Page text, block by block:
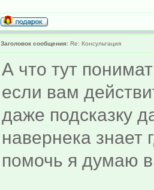
Заголовок сообщения: Re: Консультация
А что тут
если вам
даже подсказку
навернека знает
помочь я думаю в